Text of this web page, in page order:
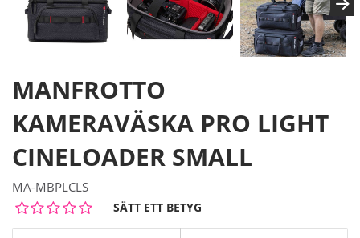
MANFROTTO
KAMERAVÄSKA PRO LIGHT
CINELOADER SMALL
MA-MBPLCLS
SÄTT ETT BETYG